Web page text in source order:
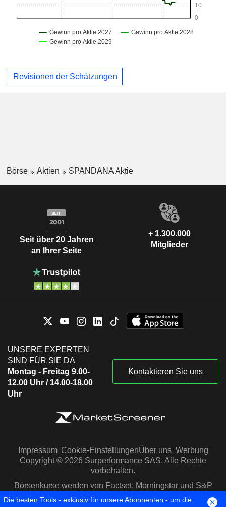
Revisionen der Schätzungen
Börse Aktien SPANDANA Aktie
Seit über 20 Jahren
an Ihrer Seite
+ 1.300.000
Mitglieder
UNSERE EXPERTEN
SIND FÜR SIE DA
Montag - Freitag 9.00-
12.00 Uhr / 14.00-18.00
Uhr
Kontaktieren Sie uns
Impressum Cookie-EinstellungenÜber uns Werbung
Copyright © 2026 Surperformance SAS. Alle Rechte
vorbehalten.
Börsenkurse werden von Factset, Morningstar und S&P
Capital IQ zur Verfügung gestellt
Die besten Tools - exklusiv für unsere Abonnenten - um die